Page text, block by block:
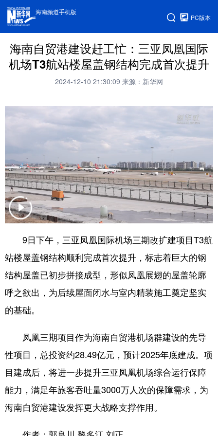
海南频道手机版
PC版本
海南自贸港建设赶工忙：三亚凤凰国际
机场T3航站楼屋盖钢结构完成首次提升
2024-12-10 21:30:09 来源：新华网
9日下午，三亚凤凰国际机场三期改扩建项目T3航
站楼屋盖钢结构顺利完成首次提升，标志着巨大的钢
结构屋盖已初步拼接成型，形似凤凰展翅的屋盖轮廓
呼之欲出，为后续屋面闭水与室内精装施工奠定坚实
的基础。
凤凰三期项目作为海南自贸港机场群建设的先导
性项目，总投资约28.49亿元，预计2025年底建成。项
目建成后，将进一步提升三亚凤凰机场综合运行保障
能力，满足年旅客吞吐量3000万人次的保障需求，为
海南自贸港建设发挥更大战略支撑作用。